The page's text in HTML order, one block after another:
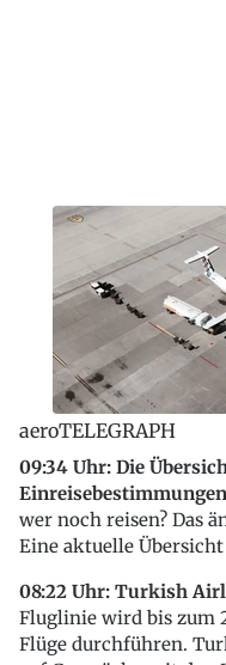
aeroTELEGRAPH
09:34 Uhr: Die
wer noch reisen? Das
Eine aktuelle
08:22 Uhr: Turkish
Fluglinie wird bis zum
Flüge durchführen.